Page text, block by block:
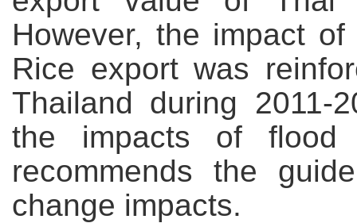
However, the impact
Rice export was
Thailand during 2011-
the impacts of
recommends the
change impacts.